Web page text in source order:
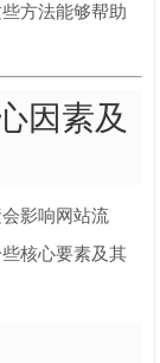
方法能够帮助
因素及
影响网站流
核心要素及其